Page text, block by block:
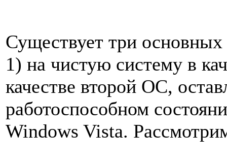
Существует три основных
1) на чистую систему в
качестве второй ОС,
работоспособном
Windows Vista.